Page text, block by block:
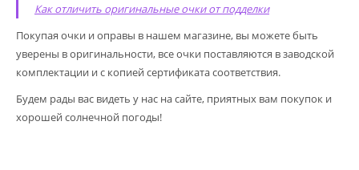
Как отличить оригинальные очки от подделки
Покупая очки и оправы в нашем магазине, вы можете быть
уверены в оригинальности, все очки поставляются в заводской
комплектации и с копией сертификата соответствия.
Будем рады вас видеть у нас на сайте, приятных вам покупок и
хорошей солнечной погоды!